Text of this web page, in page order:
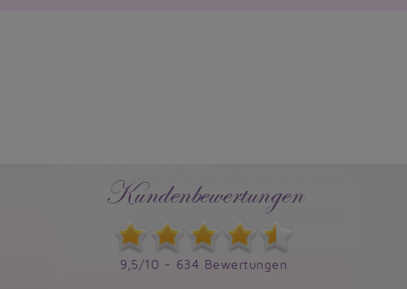
Kundenbewertungen
9,5/10 - 634 Bewertungen